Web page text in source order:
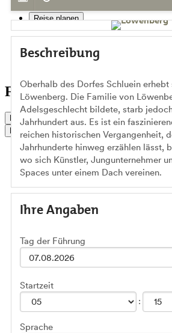
Reise planen
Führungen für Gruppen
Live Status
Buchen
Beschreibung
Oberhalb des Dorfes Schluein erhebt
Löwenberg. Die Familie von
Adelsgeschlecht bildete, starb
Jahrhundert aus. Es ist ein
reichen historischen Vergangenheit,
Jahrhunderte hinweg erzählen lässt,
wo sich Künstler, Jungunternehmer
Spaces unter einem Dach vereinen.
Ihre Angaben
Tag der Führung
Startzeit
Sprache